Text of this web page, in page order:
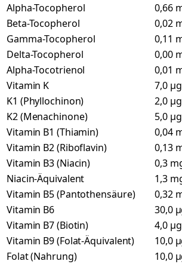
Alpha-Tocopherol
0,66
Beta-Tocopherol
0,02
Gamma-Tocopherol
0,11
Delta-Tocopherol
0,00
Alpha-Tocotrienol
0,01
Vitamin K
7,0 µg
K1 (Phyllochinon)
2,0 µg
K2 (Menachinone)
5,0 µg
Vitamin B1 (Thiamin)
0,04
Vitamin B2 (Riboflavin)
0,13
Vitamin B3 (Niacin)
0,3
Niacin-Äquivalent
1,3
Vitamin B5 (Pantothensäure)
0,32
Vitamin B6
30,0
Vitamin B7 (Biotin)
4,0 µg
Vitamin B9 (Folat-Äquivalent)
10,0
Folat (Nahrung)
10,0